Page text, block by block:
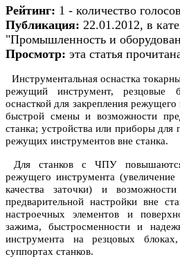
Рейтинг: 1 - количество
Публикация: 22.01.2012, в
"Промышленность и
Просмотр: эта статья
Инструментальная оснастка
режущий инструмент, резцовые
оснасткой для закрепления
быстрой смены и возможности
станка; устройства или приборы для
режущих инструментов вне станка.
Для станков с ЧПУ повышаются
режущего инструмента
качества заточки) и
предварительной настройки вне
настроечных элементов и
зажима, быстросменности и
инструмента на резцовых
суппортах станков.